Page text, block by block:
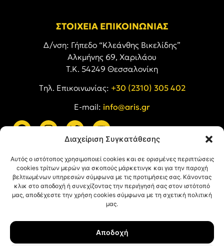
Διαχείριση Συγκατάθεσης
Αυτός ο ιστότοπος χρησιμοποιεί cookies και σε ορισμένες περιπτώσεις
cookies τρίτων μερών για σκοπούς μάρκετινγκ και για την παροχή
βελτιωμένων υπηρεσιών σύμφωνα με τις προτιμήσεις σας. Κάνοντας
κλικ στο αποδοχή ή συνεχίζοντας την περιήγησή σας στον ιστότοπό
μας, αποδέχεστε την χρήση cookies σύμφωνα με τη σχετική πολιτική
μας.
Αποδοχή
ΣΤΟΙΧΕΙΑ ΕΠΙΚΟΙΝΩΝΙΑΣ
Δ/νση: Γήπεδο “Κλεάνθης Βικελίδης”
Αλκμήνης 69, Χαριλάου
Τ.Κ. 54249 Θεσσαλονίκη
Tηλ. Επικοινωνίας: +30 (2310) 305 402
E-mail: info@aris.gr
Όροι Χρήσης